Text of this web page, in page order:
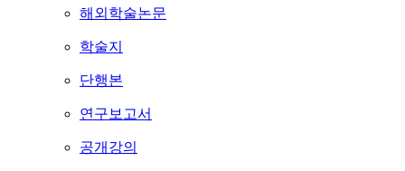
해외학술논문
학술지
단행본
연구보고서
공개강의